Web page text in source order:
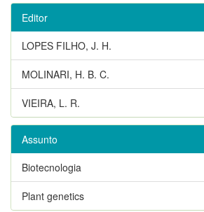
Editor
LOPES FILHO, J. H.
MOLINARI, H. B. C.
VIEIRA, L. R.
Assunto
Biotecnologia
Plant genetics